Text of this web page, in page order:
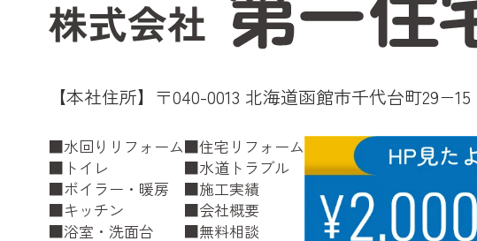
【本社住所】〒040-0013 北海道函館市千代台町29−15
水回りリフォーム
トイレ
ボイラー・暖房
キッチン
浴室・洗面台
住宅リフォーム
水道トラブル
施工実績
会社概要
無料相談